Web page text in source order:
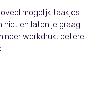
mogelijk taakjes
niet en laten je graag
werkdruk, betere